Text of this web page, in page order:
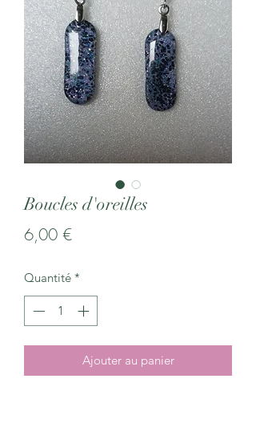
Boucles d'oreilles
6,00 €Prix
Quantité *
Ajouter au panier